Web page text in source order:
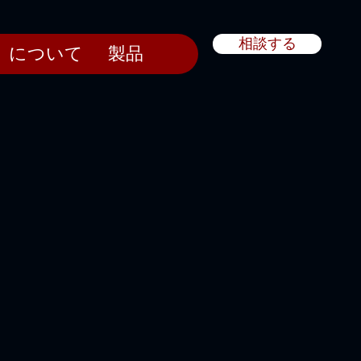
について 製品
相談する